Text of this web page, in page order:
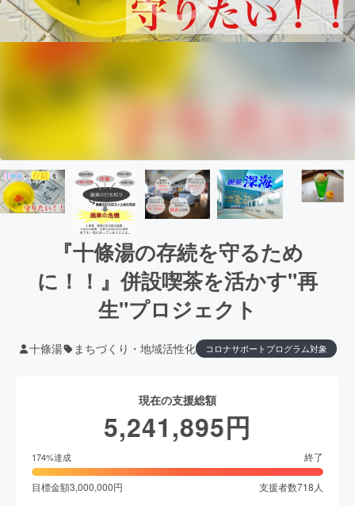
『十條湯の存続を守るため
に！！』併設喫茶を活かす"再
生"プロジェクト
十條湯 まちづくり・地域活性化 コロナサポートプログラム対象
現在の支援総額
5,241,895円
174%達成 終了
目標金額3,000,000円 支援者数718 人